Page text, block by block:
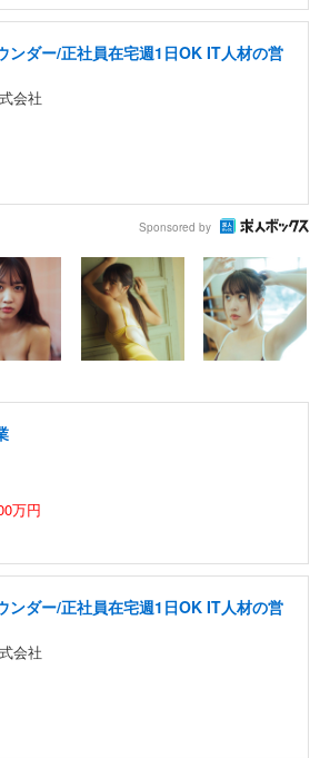
ンダー/正社員在宅週1日OK IT人材の営
会社
Sponsored by
万円
ンダー/正社員在宅週1日OK IT人材の営
会社